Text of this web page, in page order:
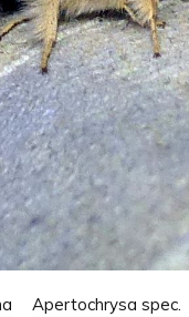
Apertochrysa spec.